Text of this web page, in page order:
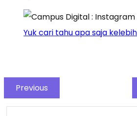
Yuk cari tahu apa saja
Previous